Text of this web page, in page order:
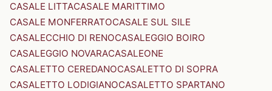
CASALE LITTACASALE MARITTIMO
CASALE MONFERRATOCASALE SUL SILE
CASALECCHIO DI RENOCASALEGGIO BOIRO
CASALEGGIO NOVARACASALEONE
CASALETTO CEREDANOCASALETTO DI SOPRA
CASALETTO LODIGIANOCASALETTO SPARTANO